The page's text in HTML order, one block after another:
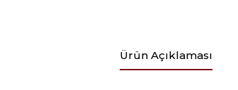
Ürün Açıklaması